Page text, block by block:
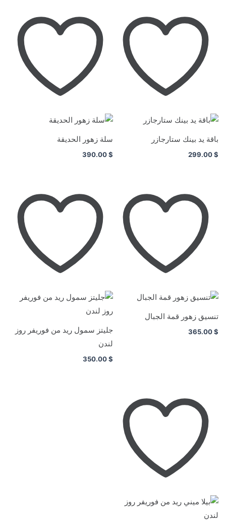
باقة يد بينك ستارجازر
299.00$
سلة زهور الحديقة
390.00$
تنسيق زهور قمة الجبال
365.00$
جليتز سمول ريد من فوريفر روز
لندن
350.00$